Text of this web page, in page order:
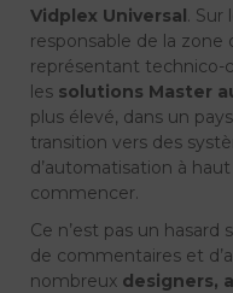
Vidplex Universal. Sur
responsable de la zone
représentant
les solutions Master
plus élevé, dans un
transition vers des
d’automatisation à
commencer.
Ce n’est pas un
de commentaires et
nombreux designers,